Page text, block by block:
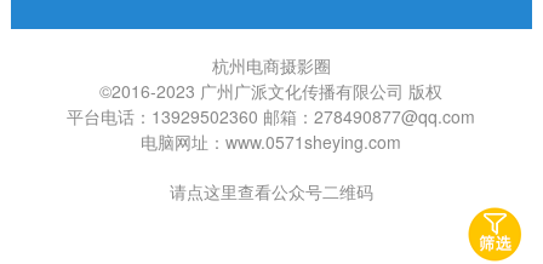
杭州电商摄影圈
©2016-2023 广州广派文化传播有限公司 版权
平台电话：13929502360 邮箱：278490877@qq.com
电脑网址：www.0571sheying.com
请点这里查看公众号二维码